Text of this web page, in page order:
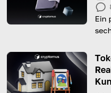
Ein